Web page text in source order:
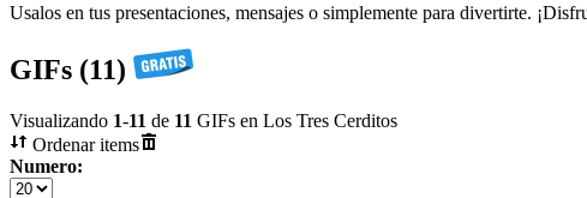
Usalos en tus presentaciones, mensajes o simplemente para divertirte.
GIFs (11)
Visualizando 1-11 de 11 GIFs en Los Tres Cerditos
Ordenar items
Numero: